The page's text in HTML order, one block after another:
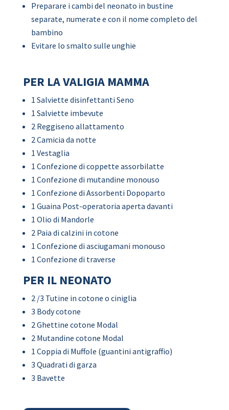
Preparare i cambi del neonato in bustine
separate, numerate e con il nome completo del
bambino
Evitare lo smalto sulle unghie
PER LA VALIGIA MAMMA
1 Salviette disinfettanti Seno
1 Salviette imbevute
2 Reggiseno allattamento
2 Camicia da notte
1 Vestaglia
1 Confezione di coppette assorbilatte
1 Confezione di mutandine monouso
1 Confezione di Assorbenti Dopoparto
1 Guaina Post-operatoria aperta davanti
1 Olio di Mandorle
2 Paia di calzini in cotone
1 Confezione di asciugamani monouso
1 Confezione di traverse
PER IL NEONATO
2 /3 Tutine in cotone o ciniglia
3 Body cotone
2 Ghettine cotone Modal
2 Mutandine cotone Modal
1 Coppia di Muffole (guantini antigraffio)
3 Quadrati di garza
3 Bavette